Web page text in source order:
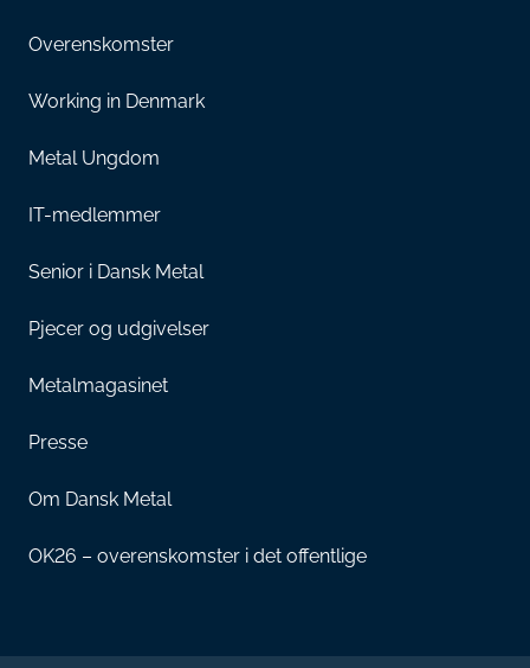
Overenskomster
Working in Denmark
Metal Ungdom
IT-medlemmer
Senior i Dansk Metal
Pjecer og udgivelser
Metalmagasinet
Presse
Om Dansk Metal
OK26 – overenskomster i det offentlige